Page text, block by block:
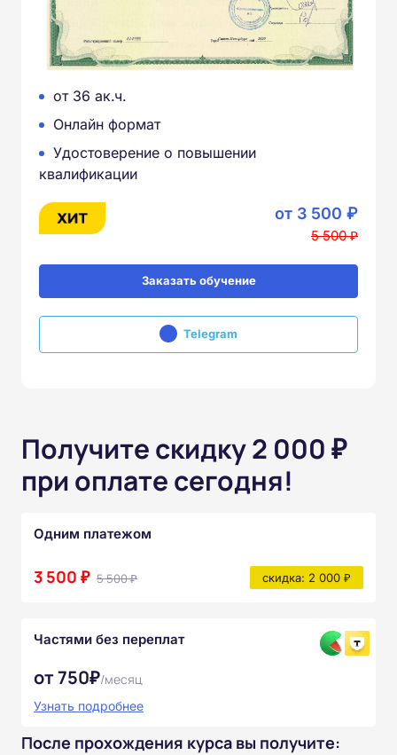
от 36 ак.ч.
Онлайн формат
Удостоверение о повышении
квалификации
от 3 500 ₽
5 500 ₽
Заказать обучение
Telegram
Получите скидку 2 000 ₽
при оплате сегодня!
Одним платежом
3 500 ₽ 5 500 ₽ скидка: 2 000 ₽
Частями без переплат
от 750₽/месяц
Узнать подробнее
После прохождения курса вы получите: